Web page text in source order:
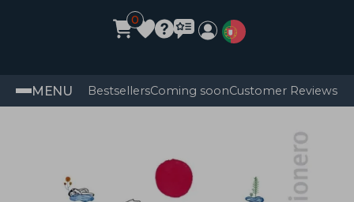
0
MENU BestsellersComing soonCustomer Reviews